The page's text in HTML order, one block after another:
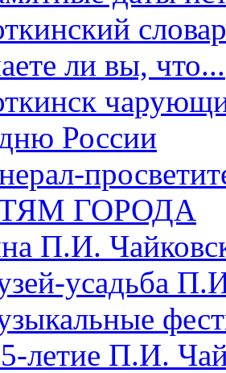
ли вы, что...
России
ГОРОДА
П.И.
усадьба
летие П.И.